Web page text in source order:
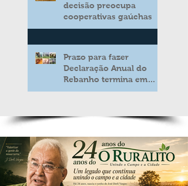
decisão preocupa
cooperativas gaúchas
Prazo para fazer
Declaração Anual do
Rebanho termina em
duas semanas